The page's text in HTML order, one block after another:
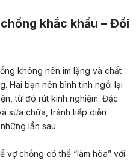
khắc khẩu – Đối
không nên im lặng và chất
Hai bạn nên bình tĩnh ngồi lại
từ đó rút kinh nghiệm. Đặc
sửa chữa, tránh tiếp diễn
lần sau.
vợ chồng có thể “làm hòa” với